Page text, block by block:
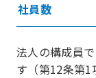
社員数
法人の構成員
す（第12条第1